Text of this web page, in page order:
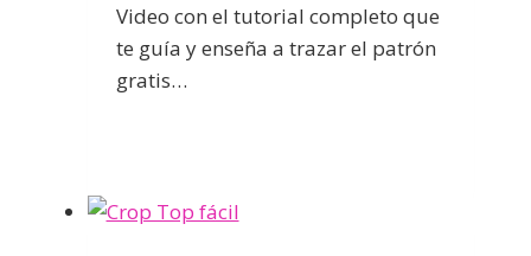
Video con el tutorial completo que
te guía y enseña a trazar el patrón
gratis…